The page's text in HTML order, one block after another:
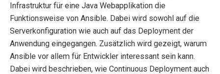
Infrastruktur für eine Java Webapplikation die
Funktionsweise von Ansible. Dabei wird sowohl auf die
Serverkonfiguration wie auch auf das Deployment der
Anwendung eingegangen. Zusätzlich wird gezeigt, warum
Ansible vor allem für Entwickler interessant sein kann.
Dabei wird beschrieben, wie Continuous Deployment auch